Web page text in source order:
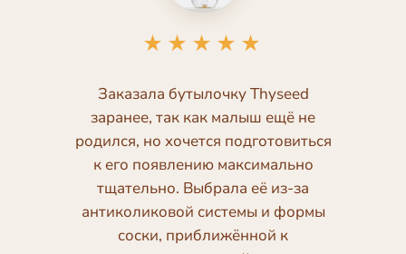
★★★★★
Заказала бутылочку Thyseed
заранее, так как малыш ещё не
родился, но хочется подготовиться
к его появлению максимально
тщательно. Выбрала её из-за
антиколиковой системы и формы
соски, приближённой к